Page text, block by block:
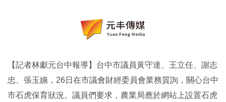
【記者林獻元台中報導】台中市議員黃守達、王立任、謝志
忠、張玉嬿，26日在市議會財經委員會業務質詢，關心台中
市石虎保育狀況。議員們要求，農業局應於網站上設置石虎